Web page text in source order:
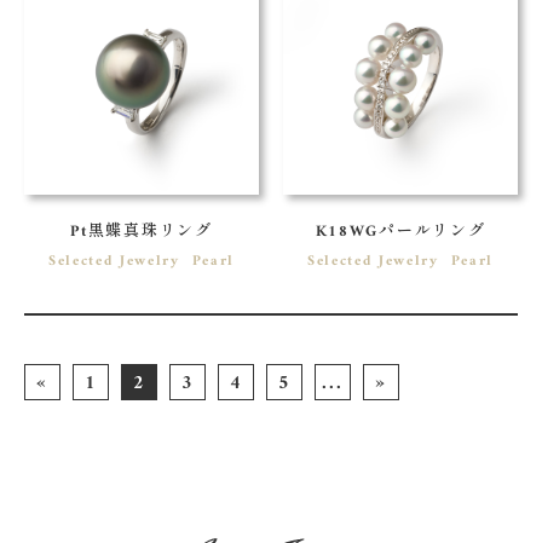
Pt黒蝶真珠リング
Selected Jewelry Pearl
K18WGパールリング
Selected Jewelry Pearl
« 1 2 3 4 5 ... »